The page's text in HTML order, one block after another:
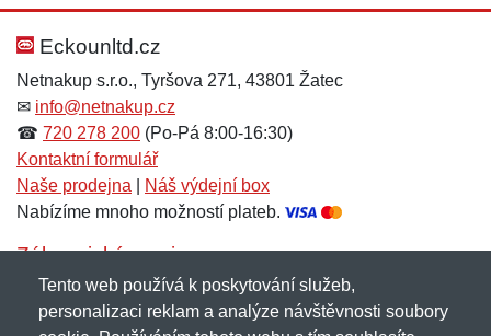
Hodnocení:
Jméno: *
Jméno:
E-mail:*
Eckounltd.cz
Netnakup s.r.o., Tyršova 271, 43801 Žatec
✉ info@netnakup.cz
☎ 720 278 200 (Po-Pá 8:00-16:30)
Kontaktní formulář
Naše prodejna
Náš výdejní box
Nabízíme mnoho možností plateb.
Zákaznický servis
Novinky emailem
Tento web používá k poskytování služeb,
personalizaci reklam a analýze návštěvnosti soubory